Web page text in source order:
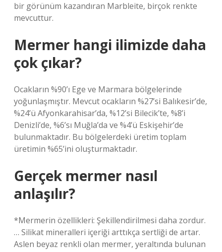
bir görünüm kazandıran Marbleite, birçok renkte
mevcuttur.
Mermer hangi ilimizde daha
çok çıkar?
Ocakların %90’ı Ege ve Marmara bölgelerinde
yoğunlaşmıştır. Mevcut ocakların %27’si Balıkesir’de,
%24’ü Afyonkarahisar’da, %12’si Bilecik’te, %8’i
Denizli’de, %6’sı Muğla’da ve %4’ü Eskişehir’de
bulunmaktadır. Bu bölgelerdeki üretim toplam
üretimin %65’ini oluşturmaktadır.
Gerçek mermer nasıl
anlaşılır?
*Mermerin özellikleri: Şekillendirilmesi daha zordur.
… Silikat mineralleri içeriği arttıkça sertliği de artar.
Aslen beyaz renkli olan mermer, yeraltında bulunan